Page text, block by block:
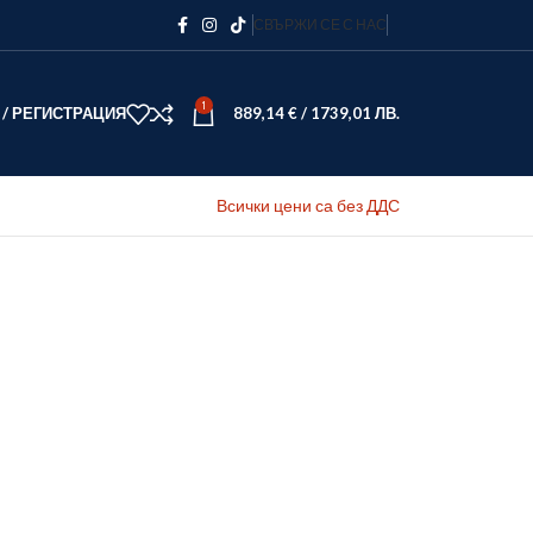
СВЪРЖИ СЕ С НАС
РЕГИСТРАЦИЯ 1 889,14€/ 1739,01 ЛВ.
Всички цени са без ДДС